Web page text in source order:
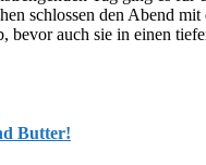
schlossen den Abend mit
bevor auch sie in einen
Butter!